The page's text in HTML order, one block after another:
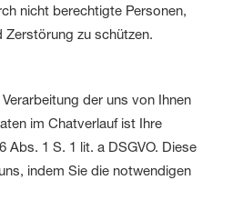
nicht berechtigte Personen,
Zerstörung zu schützen.
der uns von Ihnen
im Chatverlauf ist Ihre
Abs. 1 S. 1 lit. a DSGVO. Diese
indem Sie die notwendigen